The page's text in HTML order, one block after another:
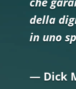
della
in uno
— Dick